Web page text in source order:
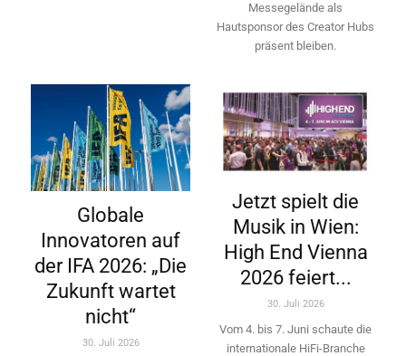
Messegelände als
Hautsponsor des Creator Hubs
präsent bleiben.
Globale
Innovatoren auf
der IFA 2026: „Die
Zukunft wartet
nicht“
30. Juli 2026
Jetzt spielt die
Musik in Wien:
High End Vienna
2026 feiert...
30. Juli 2026
Vom 4. bis 7. Juni schaute die
internationale HiFi-Branche